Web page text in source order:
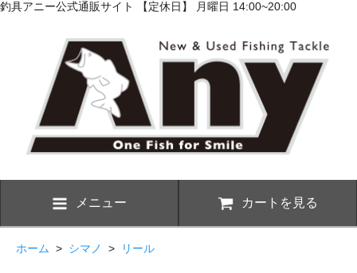
釣具アニー公式通販サイト 【定休日】 月曜日 14:00~20:00
メニュー カートを見る
ホーム > シマノ > リール